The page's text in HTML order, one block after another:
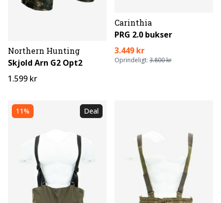
Northern Hunting
Skjold Arn G2 Opt2
1.599 kr
Carinthia
PRG 2.0 bukser
3.449 kr
Oprindeligt: 3.800 kr
11% Deal